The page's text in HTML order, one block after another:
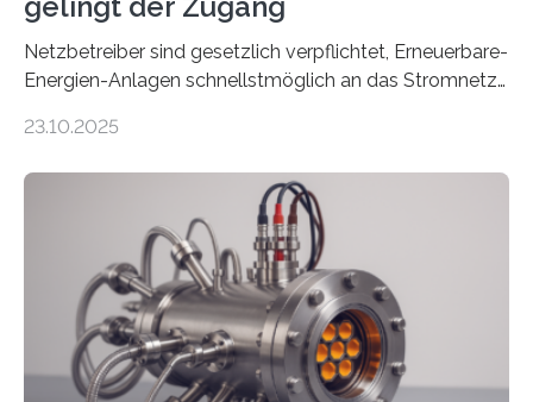
Netzbetreiber sind gesetzlich verpflichtet, Erneuerbare-
Energien-Anlagen schnellstmöglich an das Stromnetz
ermöglichen. Doch der dafür nötige Netzausbau hinkt
einem „Anschlussstau“. Die Stiftung
Umweltenergierecht hat den Rechtsrahmen in einem
neuen Bericht für die Praxis eingeordnet – inklusive der
Rolle von flexiblen Netzanschlussvereinbarungen. Der
Netzanschluss von Erneuerbare-Energien-Anlagen
(EE-Anlagen) ist entscheidend für die Energiewende.
Denn ohne Anschluss an das Netz kann kein Strom
eingespeist werden. Nach dem Erneuerbare-Energien-
23.10.2025